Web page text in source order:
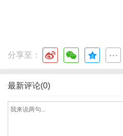
分享至：
最新评论(0)